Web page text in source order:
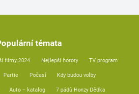
témata
filmy 2024 Nejlepší horory TV program
Partie Počasí Kdy budou volby
Auto – katalog 7 pádů Honzy Dědka